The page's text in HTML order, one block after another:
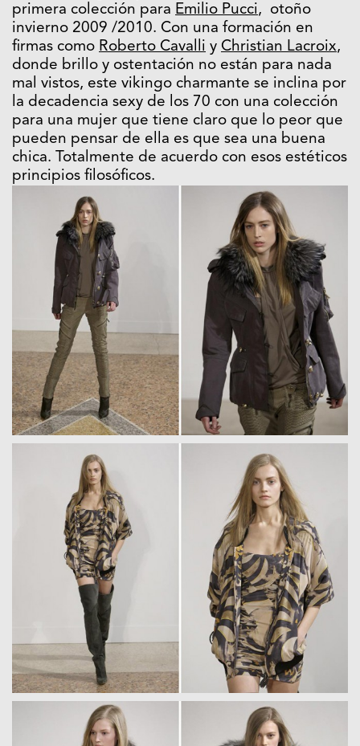
primera colección para Emilio Pucci, otoño
invierno 2009 /2010. Con una formación en
firmas como Roberto Cavalli y Christian Lacroix,
donde brillo y ostentación no están para nada
mal vistos, este vikingo charmante se inclina por
la decadencia sexy de los 70 con una colección
para una mujer que tiene claro que lo peor que
pueden pensar de ella es que sea una buena
chica. Totalmente de acuerdo con esos estéticos
principios filosóficos.